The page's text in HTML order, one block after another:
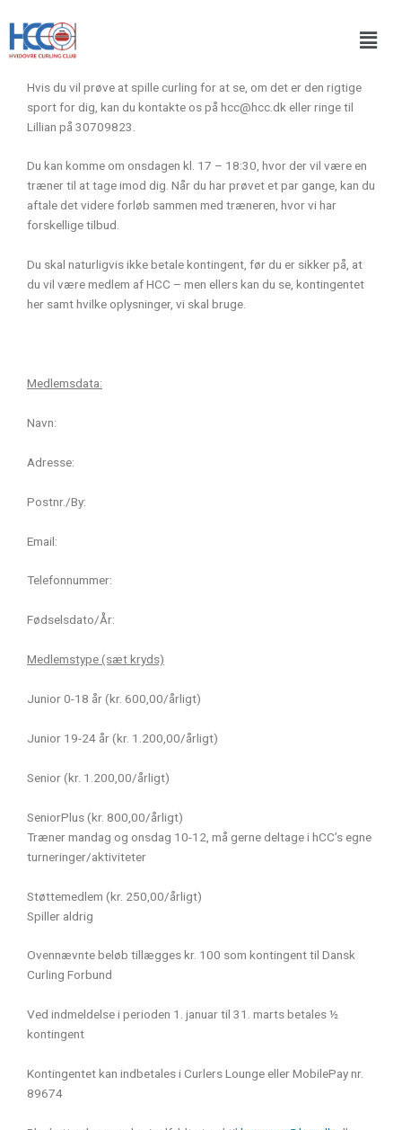
indholdet
Hvis du vil prøve at spille curling for at se, om det er den rigtige
sport for dig, kan du kontakte os på hcc@hcc.dk eller ringe til
Lillian på 30709823.
Du kan komme om onsdagen kl. 17 – 18:30, hvor der vil være en
træner til at tage imod dig. Når du har prøvet et par gange, kan du
aftale det videre forløb sammen med træneren, hvor vi har
forskellige tilbud.
Du skal naturligvis ikke betale kontingent, før du er sikker på, at
du vil være medlem af HCC – men ellers kan du se, kontingentet
her samt hvilke oplysninger, vi skal bruge.
Medlemsdata:
Navn:
Adresse:
Postnr./By:
Email:
Telefonnummer:
Fødselsdato/År:
Medlemstype (sæt kryds)
Junior 0-18 år (kr. 600,00/årligt)
Junior 19-24 år (kr. 1.200,00/årligt)
Senior (kr. 1.200,00/årligt)
SeniorPlus (kr. 800,00/årligt)
Træner mandag og onsdag 10-12, må gerne deltage i hCC’s egne
turneringer/aktiviteter
Støttemedlem (kr. 250,00/årligt)
Spiller aldrig
Ovennævnte beløb tillægges kr. 100 som kontingent til Dansk
Curling Forbund
Ved indmeldelse i perioden 1. januar til 31. marts betales ½
kontingent
Kontingentet kan indbetales i Curlers Lounge eller MobilePay nr.
89674